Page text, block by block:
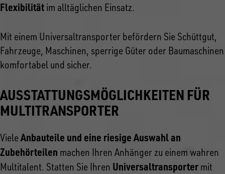
Flexibilität im alltäglichen Einsatz.
Mit einem Universaltransporter befördern Sie Schüttgut,
Fahrzeuge, Maschinen, sperrige Güter oder Baumaschinen
komfortabel und sicher.
AUSSTATTUNGSMÖGLICHKEITEN FÜR
MULTITRANSPORTER
VieleAnbauteile und eine riesige Auswahl an
Zubehörteilen machen Ihren Anhänger zu einem wahren
Multitalent. Statten Sie Ihren Universaltransporter mit